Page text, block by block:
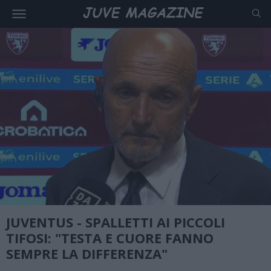
JUVENTUS - SPALLETTI AI PICCOLI
TIFOSI: "TESTA E CUORE FANNO
SEMPRE LA DIFFERENZA"